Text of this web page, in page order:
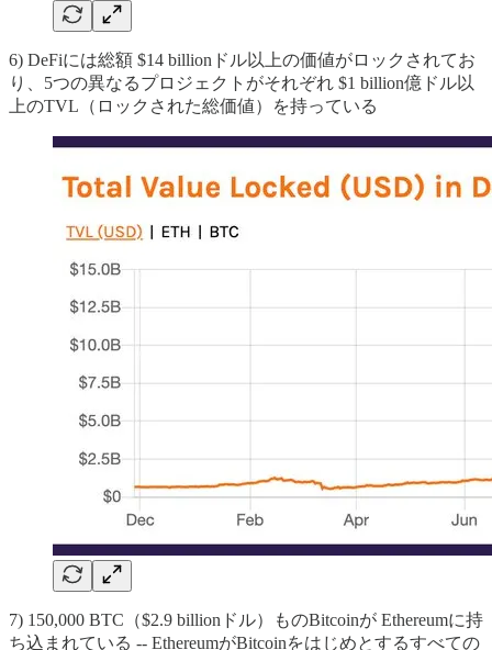
6) DeFiには総額 $14 billionドル以上の価値がロックされてお
り、5つの異なるプロジェクトがそれぞれ $1 billion億ドル以
上のTVL（ロックされた総価値）を持っている
7) 150,000 BTC（$2.9 billionドル）ものBitcoinが Ethereumに持
ち込まれている -- EthereumがBitcoinをはじめとするすべての